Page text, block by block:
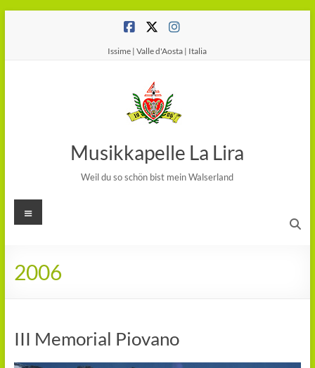
Issime | Valle d'Aosta | Italia
Musikkapelle La Lira
Weil du so schön bist mein Walserland
Menu
2006
III Memorial Piovano